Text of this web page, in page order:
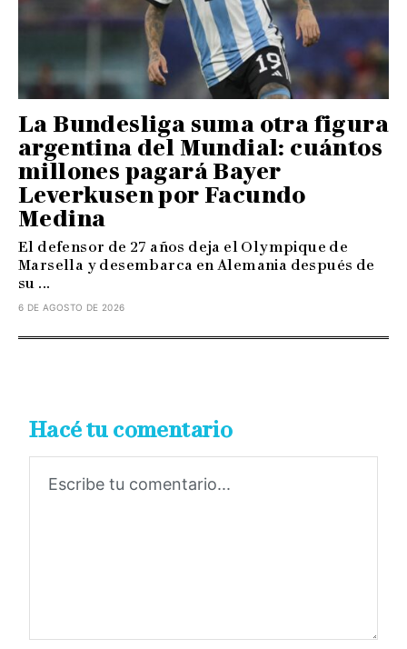
La Bundesliga suma otra figura
argentina del Mundial: cuántos
millones pagará Bayer
Leverkusen por Facundo
Medina
El defensor de 27 años deja el Olympique de
Marsella y desembarca en Alemania después de
su ...
6 DE AGOSTO DE 2026
Hacé tu comentario